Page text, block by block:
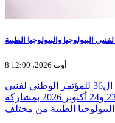
8 أوت 2026، 12:00
تحتضن مدينة الحمامات الدورة ال36 للمؤتمر الوطني لفنيي
البيولوجيا والبيولوجيا الطبية، أيام 22 و23 و24 أكتوبر 2026 بمشاركة